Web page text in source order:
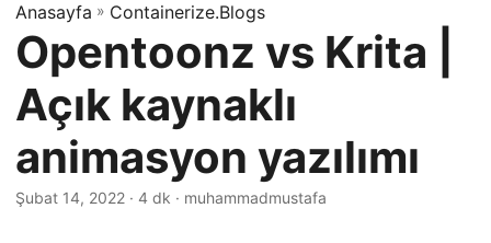
e
n
v
g
a
Anasayfa » Containerize.Blogs
Opentoonz vs Krita |
Açık kaynaklı
animasyon yazılımı
Şubat 14, 2022 · 4 dk · muhammadmustafa